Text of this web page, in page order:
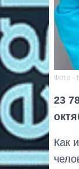
Фото -
23
Как